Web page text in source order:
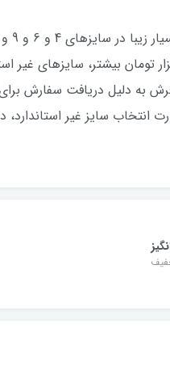
فرش شما نسبت به اندازه های استاندارد کمی بزرگتر یا کوچکتر باشند، می توانید در قبال
ثبت سفارش، 15 روز کاری می باشد. کاورهای فرش به دلیل
سایز غیر